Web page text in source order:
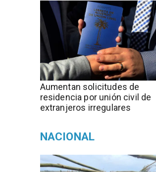
Aumentan solicitudes de
residencia por unión civil de
extranjeros irregulares
NACIONAL